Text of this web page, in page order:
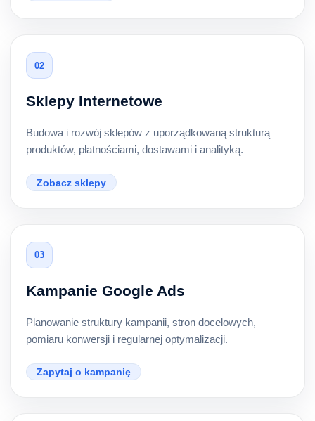
02
Sklepy Internetowe
Budowa i rozwój sklepów z uporządkowaną strukturą
produktów, płatnościami, dostawami i analityką.
Zobacz sklepy
03
Kampanie Google Ads
Planowanie struktury kampanii, stron docelowych,
pomiaru konwersji i regularnej optymalizacji.
Zapytaj o kampanię